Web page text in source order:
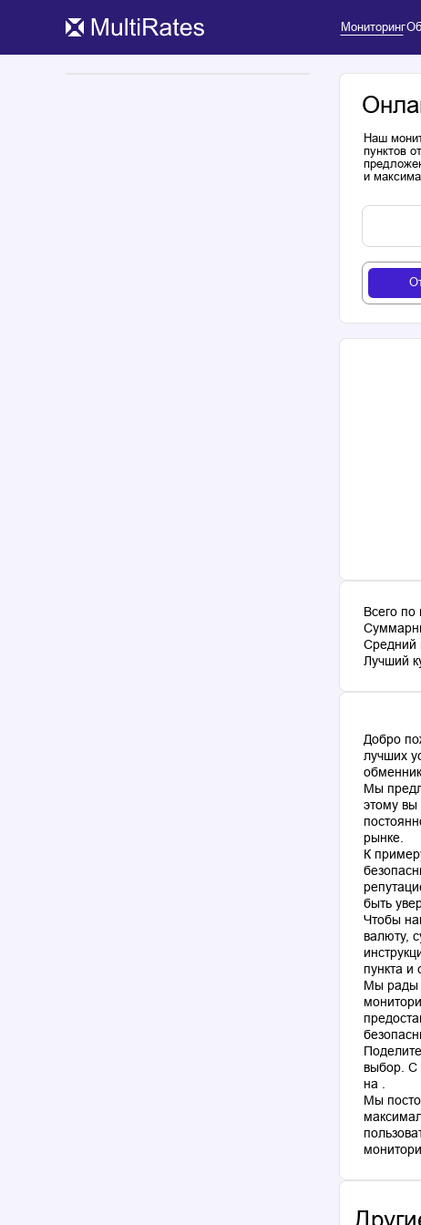
Мониторинг
Наш
пунктов
и
Всего
Средний
Лучший
Добро
лучших
Мы
этому
рынке.
К
быть
Чтобы
валюту,
пункта и
Мы рады
выбор. С
на .
Мы